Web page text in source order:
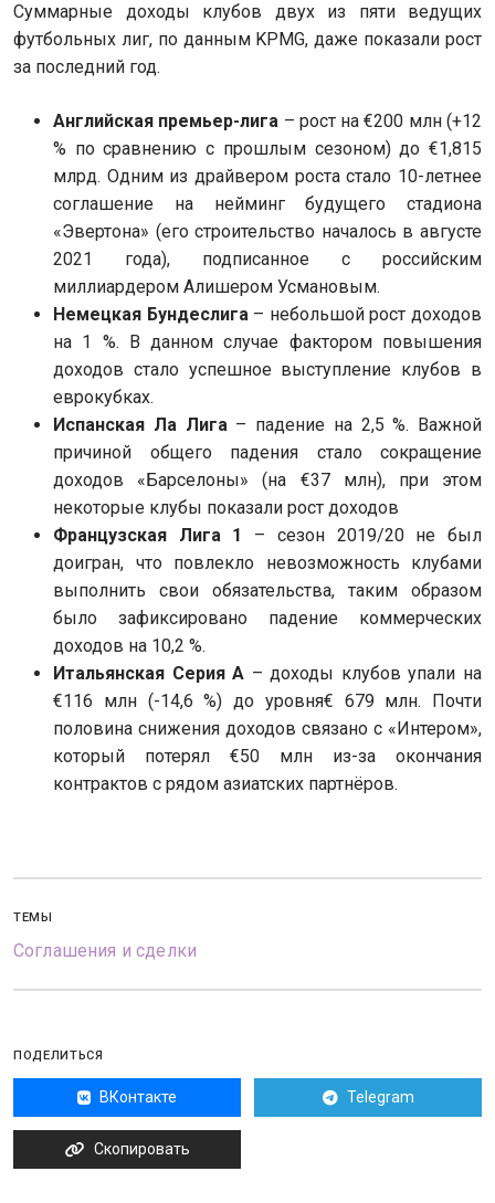
Суммарные доходы клубов двух из пяти ведущих
футбольных лиг, по данным KPMG, даже показали рост
за последний год.
Английская премьер-лига – рост на €200 млн (+12
% по сравнению с прошлым сезоном) до €1,815
млрд. Одним из драйвером роста стало 10-летнее
соглашение на нейминг будущего стадиона
«Эвертона» (его строительство началось в августе
2021 года), подписанное с российским
миллиардером Алишером Усмановым.
Немецкая Бундеслига– небольшой рост доходов
на 1 %. В данном случае фактором повышения
доходов стало успешное выступление клубов в
еврокубках.
Испанская Ла Лига– падение на 2,5 %. Важной
причиной общего падения стало сокращение
доходов «Барселоны» (на €37 млн), при этом
некоторые клубы показали рост доходов
Французская Лига 1
– сезон 2019/20 не был
доигран, что повлекло невозможность клубами
выполнить свои обязательства, таким образом
было зафиксировано падение коммерческих
доходов на 10,2 %.
Итальянская Серия А – доходы клубов упали на
€116 млн (-14,6 %) до уровня€ 679 млн. Почти
половина снижения доходов связано с «Интером»,
который потерял €50 млн из-за окончания
контрактов с рядом азиатских партнёров.
ТЕМЫ
Соглашения и сделки
ПОДЕЛИТЬСЯ
ВКонтакте Telegram
Скопировать